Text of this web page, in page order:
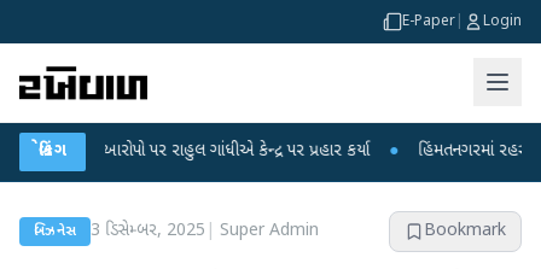
E-Paper Login
બ્રેકિંગ
આરોપો પર રાહુલ ગાંધીએ કેન્દ્ર પર પ્રહાર કર્યા ● હિંમતનગરમાં રહસ્યમય વાયરસ
બિઝનેસ 3 ડિસેમ્બર, 2025 Super Admin Bookmark